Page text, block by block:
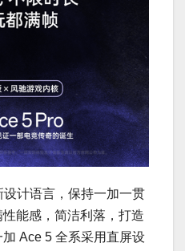
计语言，保持一加一贯
能感，简洁利落，打造
Ace 5 全系采用直屏设